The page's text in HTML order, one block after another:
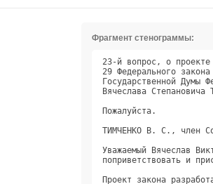
Фрагмент стенограммы:
23-й вопрос, о проекте федерального закона "О внесении изменений в статьи 2 и   
29 Федерального закона "О статусе члена Совета Федерации и статусе депутата     
Государственной Думы Федерального Собрания Российской Федерации". Доклад        
Вячеслава Степановича Тимченко.                                                 
                                                                                
Пожалуйста.                                                                     
                                                                                
ТИМЧЕНКО В. С., член Совета Федерации.                                          
                                                                                
Уважаемый Вячеслав Викторович, уважаемые коллеги! Разрешите вас                 
поприветствовать и приступить к изложению сути законопроекта.                   
                                                                                
Проект закона разработан с учётом складывающейся правоприменительной практики   
и направлен на совершенствование механизма применения социальных гарантий,      
установленных для членов Совета Федерации и депутатов Государственной Думы      
Федерального Собрания Российской Федерации.                                     
                                                                                
В законопроекте предлагается часть вторую статьи 2 Федерального закона "О       
статусе члена Совета Федерации и статусе депутата Государственной Думы..."      
изложить в новой, более корректной редакции, установив, что по объёму           
социальных гарантий члены Совета Федерации и депутаты Государственной Думы      
приравниваются к федеральному министру, Председатель Совета Федерации и         
Председатель Государственной Думы приравниваются к Председателю Правительства   
Российской Федерации, а заместитель Председателя Совета Федерации и             
заместитель Председателя Государственной Думы - к заместителю Председателя      
Правительства Российской Федерации, если иное не предусмотрено настоящим        
федеральным законом и иными нормативными правовыми актами.                      
                                                                                
Часть шестую статьи 29 федерального закона, закрепляющую порядок установления   
доплаты к пенсии гражданину, являющемуся членом Совета Федерации, депутатом     
Государственной Думы и имеющему право на такую доплату, предлагается изложить   
в новой редакции, предусматривающей в дополнение к действующей